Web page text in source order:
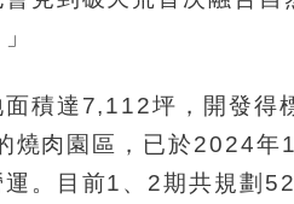
積達7,112坪，開發
燒肉園區，已於2024
。目前1、2期共規劃